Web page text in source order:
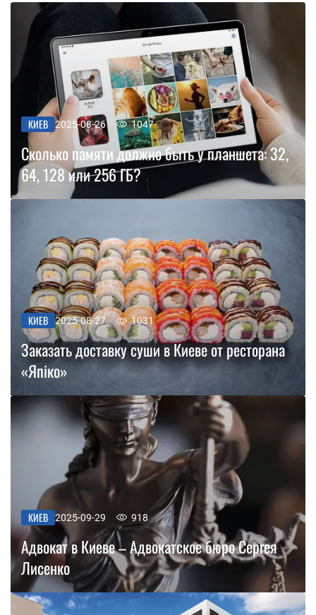
КИЕВ 2025-08-26 1047
Сколько памяти должно быть у планшета: 32,
64, 128 или 256 ГБ?
КИЕВ 2025-08-27 1031
Заказать доставку суши в Киеве от ресторана
«Япіко»
КИЕВ 2025-09-29 918
Адвокат в Киеве – Адвокатское бюро Сергея
Лисенко